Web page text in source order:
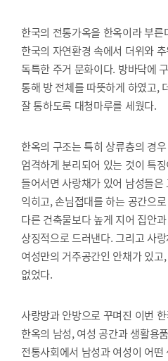
한국의 전통가옥을 한옥이라 부
한국의 자연환경 속에서 더위와
독특한 주거 문화이다. 방바닥에
통해 방 전체를 따뜻하게 하였고,
잘 통하도록 대청마루를 세웠다.
한옥의 구조는 특히 상류층의 경
엄격하게 분리되어 있는 것이 특
들어서면 사랑채가 있어 남성들
익히고, 손님접대를 하는 공간으
다른 건축물보다 높게 지어 집안
상징적으로 드러낸다. 그리고 사
여성만의 거주공간인 안채가 있
없었다.
사랑방과 안방으로 꾸며진 이번
한옥의 남성, 여성 공간과 생활용
전통사회에서 남성과 여성이 어